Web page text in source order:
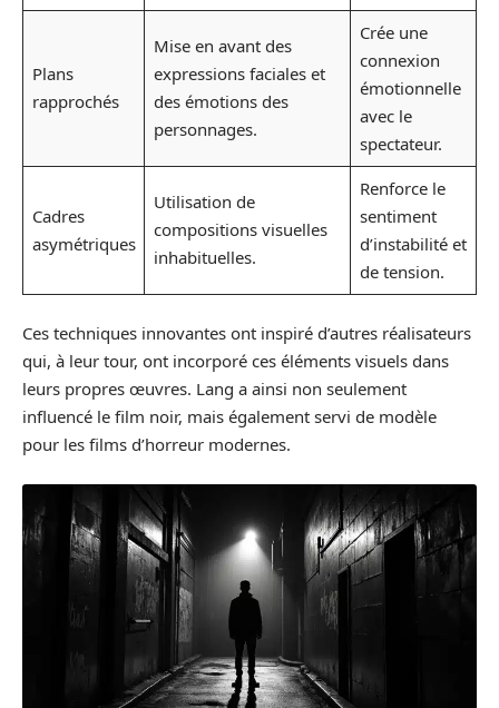
Plans
rapprochés
Mise en avant des
expressions faciales et
des émotions des
personnages.
Crée une
connexion
émotionnelle
avec le
spectateur.
Cadres
asymétriques
Utilisation de
compositions visuelles
inhabituelles.
Renforce le
sentiment
d’instabilité et
de tension.
Ces techniques innovantes ont inspiré d’autres réalisateurs
qui, à leur tour, ont incorporé ces éléments visuels dans
leurs propres œuvres. Lang a ainsi non seulement
influencé le film noir, mais également servi de modèle
pour les films d’horreur modernes.